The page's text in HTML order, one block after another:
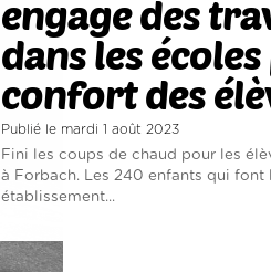
engage des
dans les
confort des
Publié le mardi 1 août 2023
Fini les coups de chaud pour les
à Forbach. Les 240 enfants qui font
établissement...